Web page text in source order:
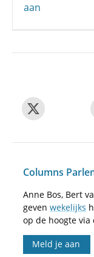
aan
Columns
Anne Bos, Bert
geven wekelijks
op de hoogte
Meld je aan